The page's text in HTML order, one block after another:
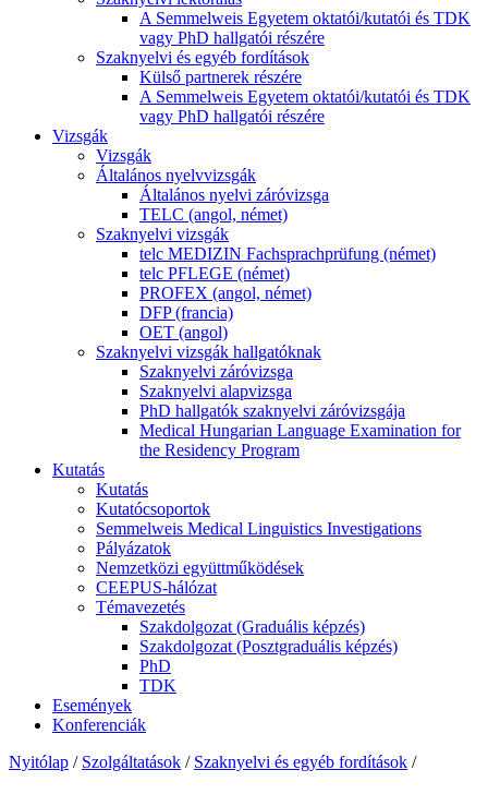
A Semmelweis Egyetem oktatói/kutatói és TDK
vagy PhD hallgatói részére
Szaknyelvi és egyéb fordítások
Külső partnerek részére
A Semmelweis Egyetem oktatói/kutatói és TDK
vagy PhD hallgatói részére
Vizsgák
Vizsgák
Általános nyelvvizsgák
Általános nyelvi záróvizsga
TELC (angol, német)
Szaknyelvi vizsgák
telc MEDIZIN Fachsprachprüfung (német)
telc PFLEGE (német)
PROFEX (angol, német)
DFP (francia)
OET (angol)
Szaknyelvi vizsgák hallgatóknak
Szaknyelvi záróvizsga
Szaknyelvi alapvizsga
PhD hallgatók szaknyelvi záróvizsgája
Medical Hungarian Language Examination for
the Residency Program
Kutatás
Kutatás
Kutatócsoportok
Semmelweis Medical Linguistics Investigations
Pályázatok
Nemzetközi együttműködések
CEEPUS-hálózat
Témavezetés
Szakdolgozat (Graduális képzés)
Szakdolgozat (Posztgraduális képzés)
PhD
TDK
Események
Konferenciák
Nyitólap / Szolgáltatások / Szaknyelvi és egyéb fordítások /